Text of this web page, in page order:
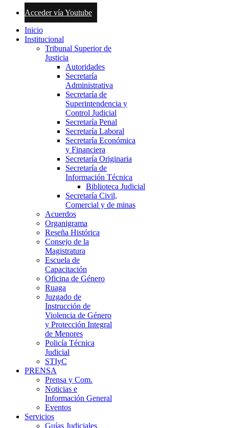
Acceder vía Youtube
Inicio
Institucional
Tribunal Superior de
Justicia
Autoridades
Secretaría
Administrativa
Secretaría de
Superintendencia y
Control Judicial
Secretaría Penal
Secretaría Laboral
Secretaría Económica
y Financiera
Secretaría Originaria
Secretaría de
Información Técnica
Biblioteca Judicial
Secretaría Civil,
Comercial y de minas
Acuerdos
Organigrama
Reseña Histórica
Consejo de la
Magistratura
Escuela de
Capacitación
Oficina de Género
Ruaga
Juzgado de
Instrucción de
Violencia de Género
y Protección Integral
de Menores
Policía Técnica
Judicial
STIyC
PRENSA
Prensa y Com.
Noticias e
Información General
Eventos
Servicios
Guías Judiciales